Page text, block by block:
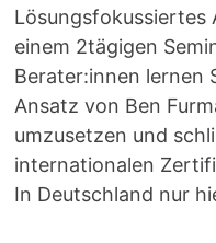
Lösungsfokussiertes
einem 2tägigen
Berater:innen lernen
Ansatz von Ben
umzusetzen und
internationalen
In Deutschland nur